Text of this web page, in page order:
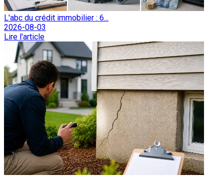
L'abc du crédit immobilier : 6...
2026-08-03
Lire l'article